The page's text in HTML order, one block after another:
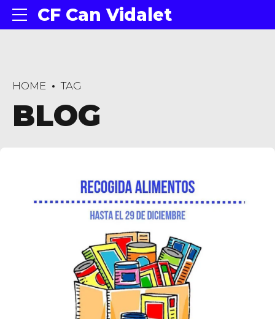
CF Can Vidalet
HOME TAG
BLOG